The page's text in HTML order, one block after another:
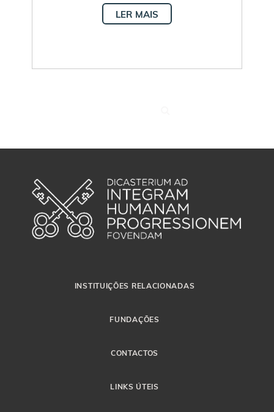
LER MAIS
INSTITUIÇÕES RELACIONADAS
FUNDAÇÕES
CONTACTOS
LINKS ÚTEIS